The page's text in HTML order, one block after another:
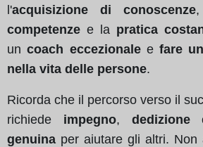
l'acquisizione di conoscenze
competenze e la pratica
uncoach eccezionaleefare
nella vita delle persone.
Ricorda che il percorso verso il
richiede impegno, dedizione
genuina per aiutare gli altri. Non